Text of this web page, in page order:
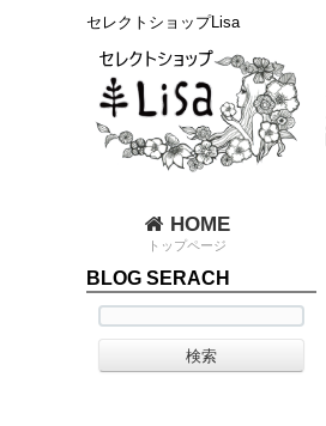
セレクトショップLisa
HOME
トップページ
BLOG SERACH